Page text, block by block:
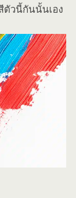
วนี้กันนั้นเอง